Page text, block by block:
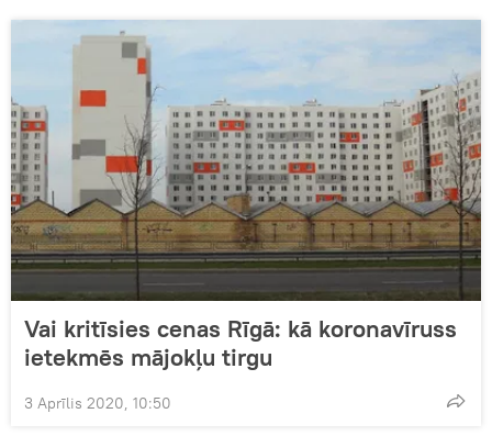
Vai kritīsies cenas Rīgā: kā koronavīruss
ietekmēs mājokļu tirgu
3 Aprīlis 2020, 10:50